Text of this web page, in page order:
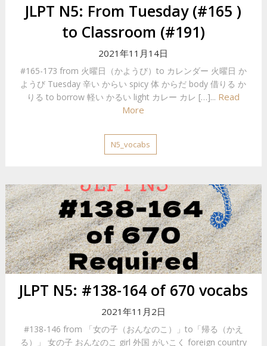
JLPT N5: From Tuesday (#165 )
to Classroom (#191)
2021年11月14日
#165-173 from 火曜日（かようび）to カレンダー 火曜日 か
ようび Tuesday 辛い からい spicy 体 からだ body 借りる か
りる to borrow 軽い かるい light カレー カレ […]... Read
More
N5_vocabs
JLPT N5: #138-164 of 670 vocabs
2021年11月2日
#138-146 from 「女の子（おんなのこ）」to「帰る（かえ
る）」 女の子 おんなのこ girl 外国 がいこく foreign country